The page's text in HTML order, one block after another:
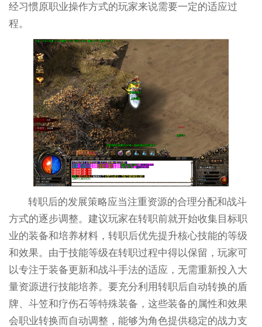
经习惯原职业操作方式的玩家来说需要一定的适应过
程。
转职后的发展策略应当注重资源的合理分配和战斗
方式的逐步调整。建议玩家在转职前就开始收集目标职
业的装备和培养材料，转职后优先提升核心技能的等级
和效果。由于技能等级在转职过程中得以保留，玩家可
以专注于装备更新和战斗手法的适应，无需重新投入大
量资源进行技能培养。要充分利用转职后自动转换的盾
牌、斗笠和疗伤石等特殊装备，这些装备的属性和效果
会职业转换而自动调整，能够为角色提供稳定的战力支